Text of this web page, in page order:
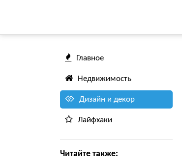
Главное
Недвижимость
Дизайн и декор
Лайфхаки
Читайте также: